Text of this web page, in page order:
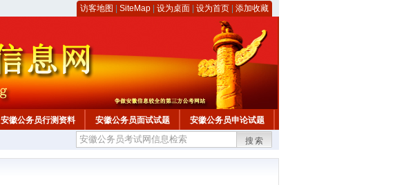
访客地图 SiteMap 设为桌面 设为首页 添加收藏
安徽公务员行测资料 安徽公务员面试试题 安徽公务员申论试题
搜索